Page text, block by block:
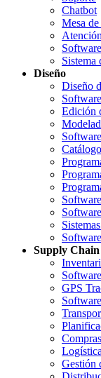
Chatbot
Mesa
Sistema
Diseño
Diseño
Edición
Supply
GPS
Compras
Logística
Gestión